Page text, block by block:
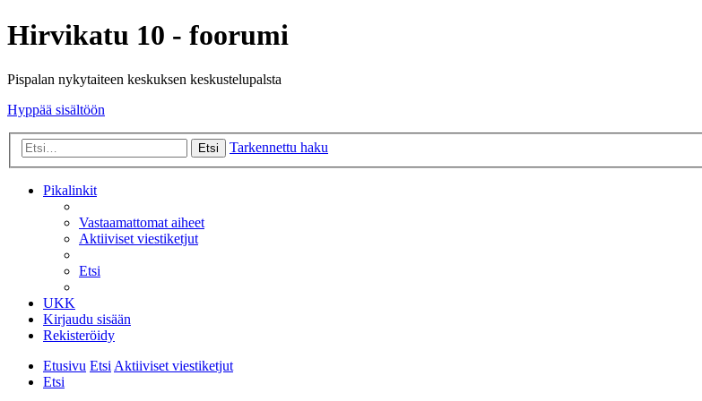
Hirvikatu 10 - foorumi
Pispalan nykytaiteen keskuksen keskustelupalsta
Hyppää sisältöön
Etsi Tarkennettu haku
Pikalinkit
Vastaamattomat aiheet
Aktiiviset viestiketjut
Etsi
UKK
Kirjaudu sisään
Rekisteröidy
Etusivu EtsiAktiiviset viestiketjut
Etsi